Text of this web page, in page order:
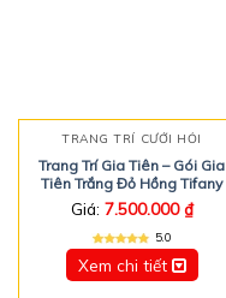
TRANG TRÍ CƯỚI HỎI
Trang Trí Gia Tiên – Gói Gia
Tiên Trắng Đỏ Hồng Tifany
Giá: 7.500.000₫
5.0
Xem chi tiết